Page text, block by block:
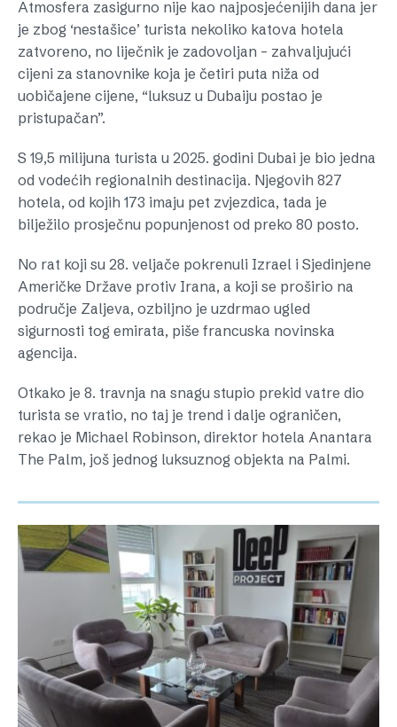
Atmosfera zasigurno nije kao najposjećenijih dana jer
je zbog ‘nestašice’ turista nekoliko katova hotela
zatvoreno, no liječnik je zadovoljan – zahvaljujući
cijeni za stanovnike koja je četiri puta niža od
uobičajene cijene, “luksuz u Dubaiju postao je
pristupačan”.
S 19,5 milijuna turista u 2025. godini Dubai je bio jedna
od vodećih regionalnih destinacija. Njegovih 827
hotela, od kojih 173 imaju pet zvjezdica, tada je
bilježilo prosječnu popunjenost od preko 80 posto.
No rat koji su 28. veljače pokrenuli Izrael i Sjedinjene
Američke Države protiv Irana, a koji se proširio na
područje Zaljeva, ozbiljno je uzdrmao ugled
sigurnosti tog emirata, piše francuska novinska
agencija.
Otkako je 8. travnja na snagu stupio prekid vatre dio
turista se vratio, no taj je trend i dalje ograničen,
rekao je Michael Robinson, direktor hotela Anantara
The Palm, još jednog luksuznog objekta na Palmi.